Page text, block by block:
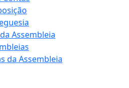
Assembleia
da Assembleia